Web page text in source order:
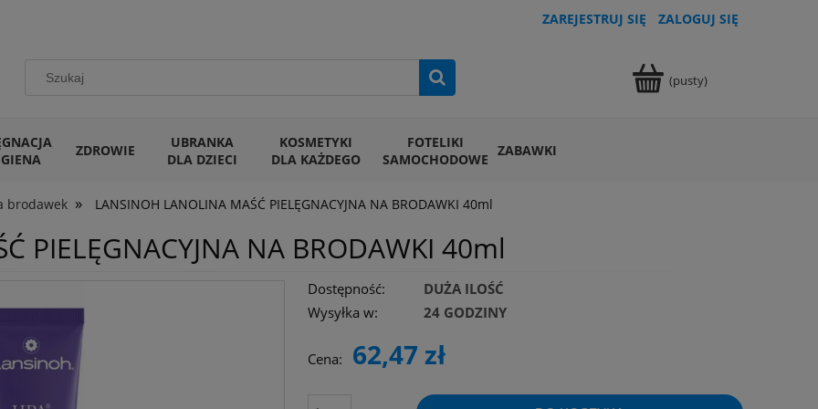
ZAREJESTRUJ SIĘ ZALOGUJ SIĘ
(pusty)
ZDROWIE
UBRANKA
DLA DZIECI
KOSMETYKI
DLA KAŻDEGO
FOTELIKI
SAMOCHODOWE ZABAWKI
brodawek » LANSINOH LANOLINA MAŚĆ PIELĘGNACYJNA NA BRODAWKI 40ml
PIELĘGNACYJNA NA BRODAWKI 40ml
Dostępność:
DUŻA ILOŚĆ
Wysyłka w:
24 GODZINY
Cena: 62,47 zł